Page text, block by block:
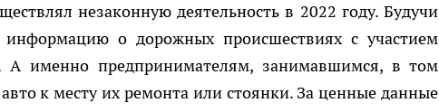
незаконную деятельность в 2022 году. Будучи
о дорожных происшествиях с участием
А именно предпринимателям, занимавшимся, в том
к месту их ремонта или стоянки. За ценные данные